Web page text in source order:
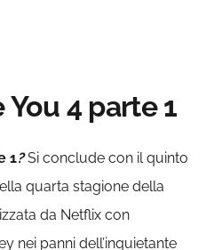
4 parte 1
1? Si conclude con il quinto
quarta stagione della
da Netflix con
nei panni dell’inquietante